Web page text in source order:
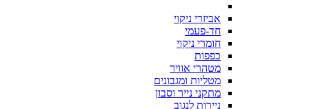
אביזרי ניקוי
חד-פעמי
חומרי ניקוי
כפפות
מטהרי אוויר
מטליות ומגבונים
מתקני נייר וסבון
ניירות לנגוב